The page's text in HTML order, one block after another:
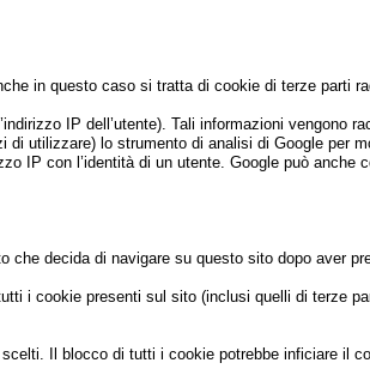
in questo caso si tratta di cookie di terze parti
IP dell’utente). Tali informazioni vengono
utilizzare) lo strumento di analisi di Google per
IP con l’identità di un utente. Google può anche
decida di navigare su questo sito dopo aver
i cookie presenti sul sito (inclusi quelli di terze
Il blocco di tutti i cookie potrebbe inficiare il